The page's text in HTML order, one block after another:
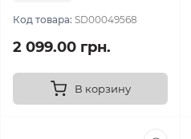
Код товара: SD00049568
2 099.00 грн.
В корзину